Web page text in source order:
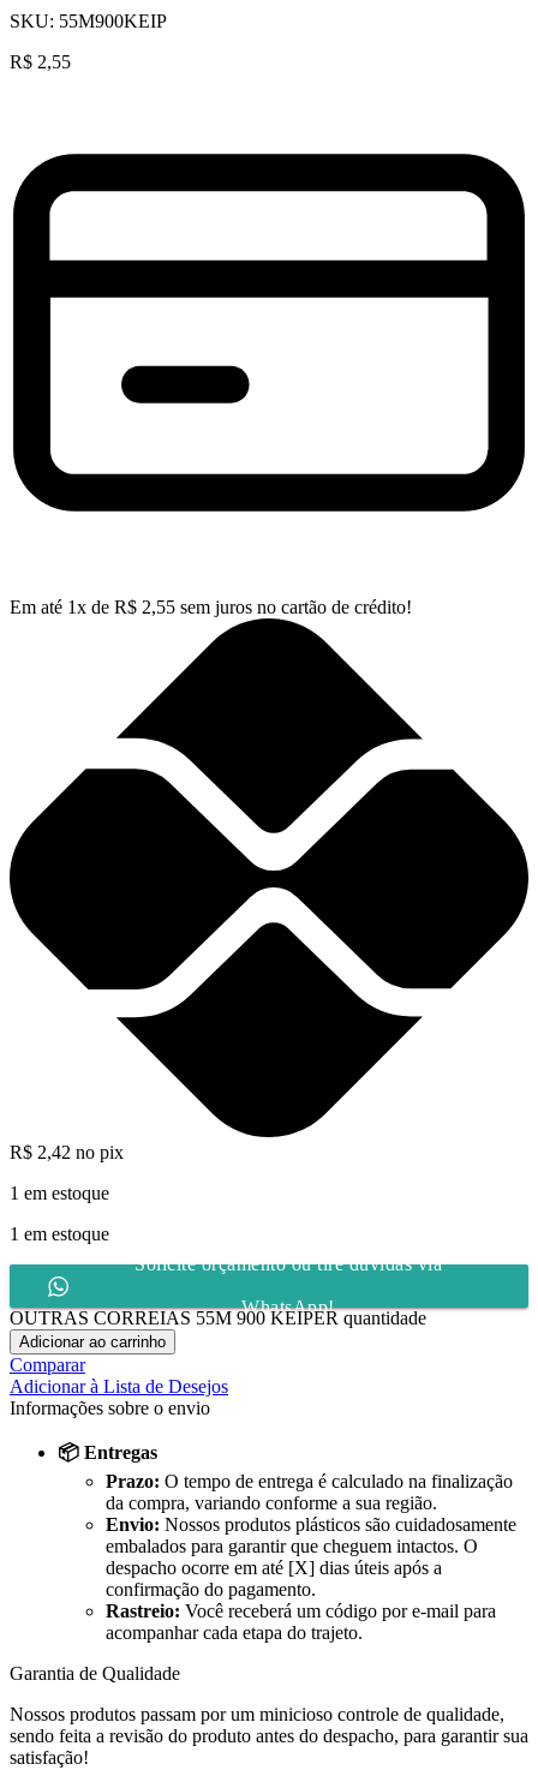
SKU: 55M900KEIP
R$ 2,55
Em até 1x de R$ 2,55 sem juros no cartão de crédito!
R$ 2,42 no pix
1 em estoque
1 em estoque
Solicite orçamento ou tire dúvidas via
WhatsApp!
OUTRAS CORREIAS 55M 900 KEIPER quantidade
Adicionar ao carrinho
Comparar
Adicionar à Lista de Desejos
Informações sobre o envio
📦 Entregas
Prazo: O tempo de entrega é calculado na finalização
da compra, variando conforme a sua região.
Envio: Nossos produtos plásticos são cuidadosamente
embalados para garantir que cheguem intactos. O
despacho ocorre em até [X] dias úteis após a
confirmação do pagamento.
Rastreio: Você receberá um código por e-mail para
acompanhar cada etapa do trajeto.
Garantia de Qualidade
Nossos produtos passam por um minicioso controle de qualidade,
sendo feita a revisão do produto antes do despacho, para garantir sua
satisfação!